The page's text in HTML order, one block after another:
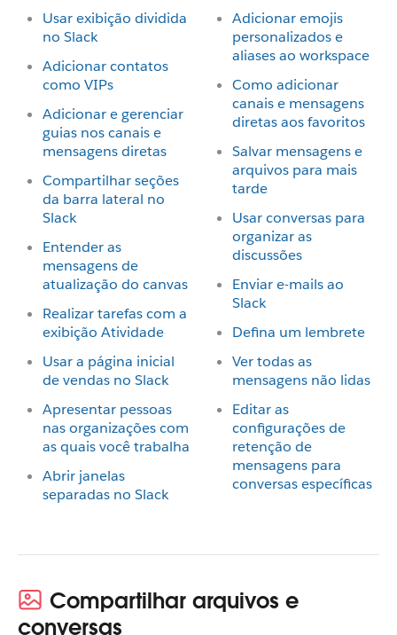
Usar exibição dividida
no Slack
Adicionar contatos
como VIPs
Adicionar e gerenciar
guias nos canais e
mensagens diretas
Compartilhar seções
da barra lateral no
Slack
Entender as
mensagens de
atualização do canvas
Realizar tarefas com a
exibição Atividade
Usar a página inicial
de vendas no Slack
Apresentar pessoas
nas organizações com
as quais você trabalha
Abrir janelas
separadas no Slack
Adicionar emojis
personalizados e
aliases ao workspace
Como adicionar
canais e mensagens
diretas aos favoritos
Salvar mensagens e
arquivos para mais
tarde
Usar conversas para
organizar as
discussões
Enviar e-mails ao
Slack
Defina um lembrete
Ver todas as
mensagens não lidas
Editar as
configurações de
retenção de
mensagens para
conversas específicas
Compartilhar arquivos e
conversas